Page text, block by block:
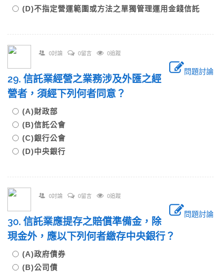
(D)不指定營運範圍或方法之單獨管理運用金錢信託
0討論 0留言 0追蹤
問題討論
29. 信託業經營之業務涉及外匯之經
營者，須經下列何者同意？
(A)財政部
(B)信託公會
(C)銀行公會
(D)中央銀行
0討論 0留言 0追蹤
問題討論
30. 信託業應提存之賠償準備金，除
現金外，應以下列何者繳存中央銀行？
(A)政府債券
(B)公司債